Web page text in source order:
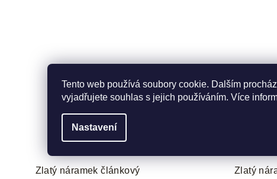
Tento web používá soubory cookie. Dalším
vyjadřujete souhlas s jejich používáním. Více
Nastavení
Zlatý náramek článkový Zlatý